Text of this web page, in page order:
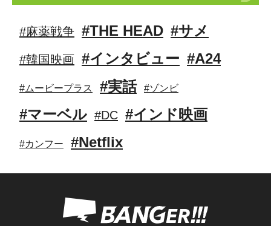
#麻薬戦争 #THE HEAD #サメ
#韓国映画 #インタビュー #A24
#ムービープラス #実話 #ゾンビ
#マーベル #DC #インド映画
#カンフー #Netflix